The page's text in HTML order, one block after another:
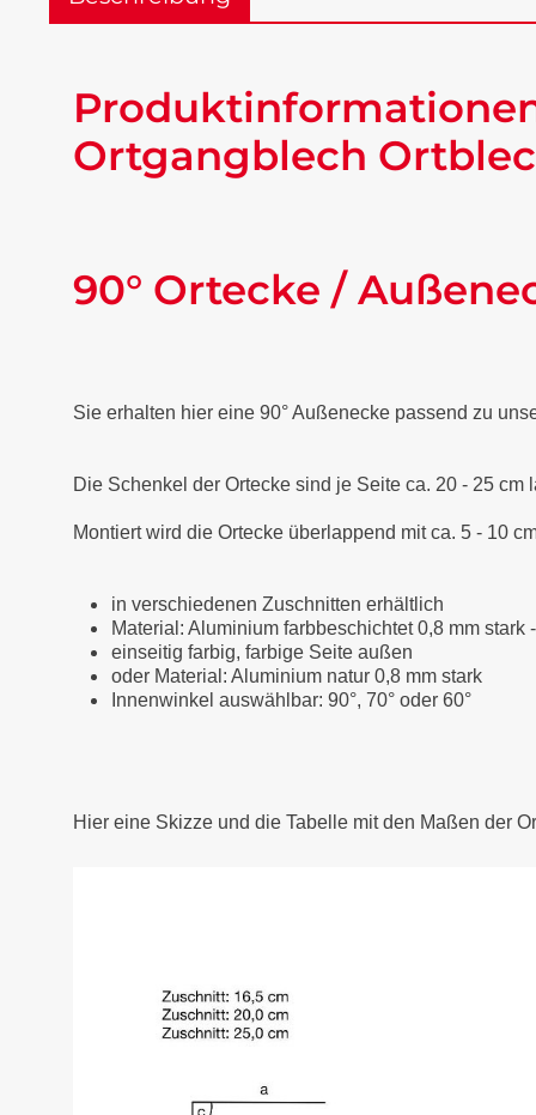
Ortgangblech
90° Ortecke /
Sie erhalten hier eine 90° Außenecke passend zu
Die Schenkel der Ortecke sind je Seite ca. 20 - 25 cm
Montiert wird die Ortecke überlappend mit ca. 5 - 10
in verschiedenen Zuschnitten erhältlich
Material: Aluminium farbbeschichtet 0,8 mm
einseitig farbig, farbige Seite außen
oder Material: Aluminium natur 0,8 mm stark
Innenwinkel auswählbar: 90°, 70° oder 60°
Hier eine Skizze und die Tabelle mit den Maßen der